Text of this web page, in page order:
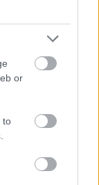
or
to
A változatos
előkelő
és végül a
pontosan
a két kitűnő
Mattila
Galouzine
elején kissé